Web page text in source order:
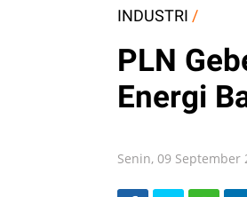
INDUSTRI /
PLN
Energi
Senin, 09 September